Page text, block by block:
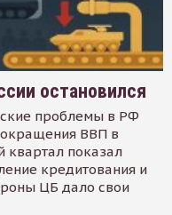
остановился
проблемы в РФ
ВВП в
квартал показал
кредитования и
ЦБ дало свои